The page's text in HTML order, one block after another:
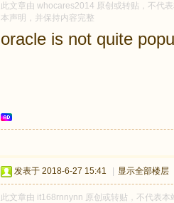
此文章由 whocares2014 原创或转贴，不代
本声明，并保持内容完整
oracle is not quite
发表于 2018-6-27 15:41 显示全部楼层
此文章由 it168rnnynn 原创或转贴，不代表